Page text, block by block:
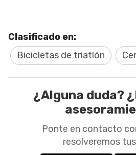
Clasificado en:
Bicicletas de triatlón
¿Alguna duda?
Ponte en contacto
resolveremos